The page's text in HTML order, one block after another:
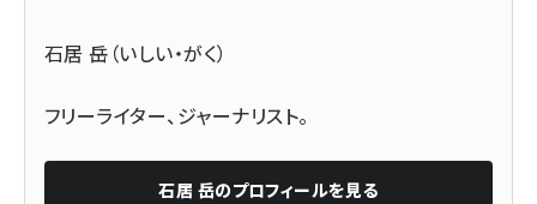
石居 岳（いしい・がく）
フリーライター、ジャーナリスト。
石居 岳のプロフィールを見る